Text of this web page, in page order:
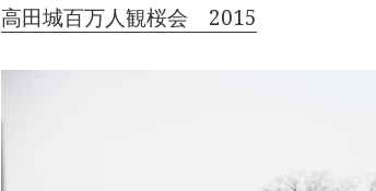
高田城百万人観桜会 2015